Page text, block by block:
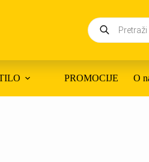
Products
search
PROMOCIJE O